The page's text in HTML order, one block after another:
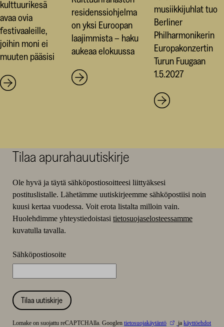
kulttuurikesä
avaa ovia
festivaaleille,
joihin moni ei
muuten pääsisi
residenssiohjelma
on yksi Euroopan
laajimmista – haku
aukeaa elokuussa
musiikkijuhlat tuo
Berliner
Philharmonikerin
Europakonzertin
Turun Fuugaan
1.5.2027
Tilaa apurahauutiskirje
Ole hyvä ja täytä sähköpostiosoitteesi liittyäksesi
postituslistalle. Lähetämme uutiskirjeemme sähköpostiisi noin
kuusi kertaa vuodessa. Voit erota listalta milloin vain.
Huolehdimme yhteystiedoistasi tietosuojaselosteessamme
kuvatulla tavalla.
Sähköpostiosoite
Tilaa uutiskirje
Lomake on suojattu reCAPTCHAlla. Googlen tietosuojakäytäntö jakäyttöehdot